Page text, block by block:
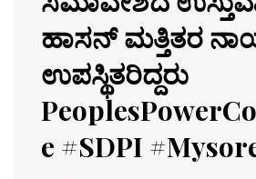
ಹಾಸನ್ ಮತ್ತಿತರ
ಉಪಸ್ಥಿತರಿದ್ದರು
e #SDPI